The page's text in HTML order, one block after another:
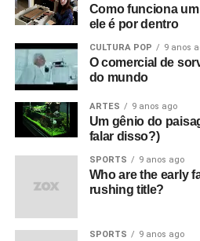
Como funciona
ele é por dentro
CULTURA POP 9 anos
O comercial de
do mundo
ARTES 9 anos ago
Um gênio do
falar disso?)
SPORTS 9 anos ago
Who are the early
rushing title?
SPORTS 9 anos ago